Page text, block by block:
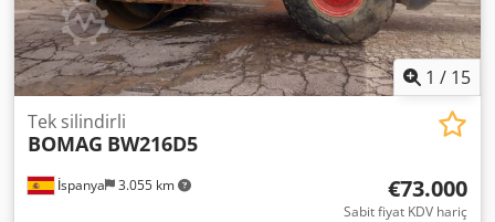
1 / 15
İspanya 3.055 km
Tek silindirli
BOMAG BW216D5
€73.000
Sabit fiyat KDV hariç